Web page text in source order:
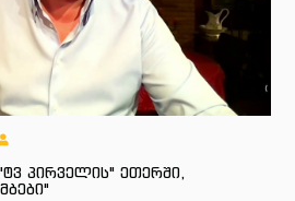
პირველის" ეთერში,